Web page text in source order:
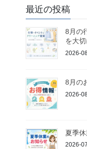
最近の投稿
8月の
を大
2026-
8月の
2026-
夏季
2026-